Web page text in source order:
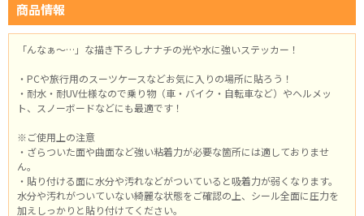
商品情報
「んなぁ～…」な描き下ろしナナチの光や水に強いステッカー！
・PCや旅行用のスーツケースなどお気に入りの場所に貼ろう！
・耐水・耐UV仕様なので乗り物（車・バイク・自転車など）やヘルメッ
ト、スノーボードなどにも最適です！
※ご使用上の注意
・ざらついた面や曲面など強い粘着力が必要な箇所には適しておりませ
ん。
・貼り付ける面に水分や汚れなどがついていると吸着力が弱くなります。
水分や汚れがついていない綺麗な状態をご確認の上、シール全面に圧力を
加えしっかりと貼り付けてください。